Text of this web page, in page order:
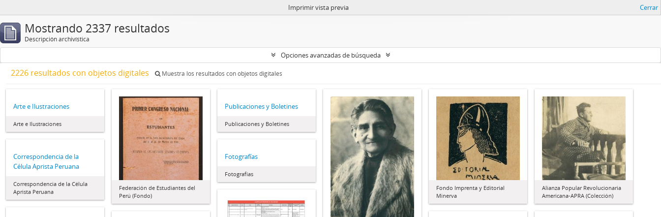
Imprimir vista previa Cerrar
Mostrando 2337 resultados
Descripción archivística
Opciones avanzadas de búsqueda
2226 resultados con objetos digitales Muestra los resultados con objetos digitales
Arte e Ilustraciones
Arte e Ilustraciones
Federación de Estudiantes del
Perú (Fondo)
Publicaciones y Boletines
Publicaciones y Boletines
Fondo Imprenta y Editorial
Minerva
Alianza Popular Revolucionaria
Americana-APRA (Colección)
Correspondencia de la
Célula Aprista Peruana
Correspondencia de la Célula
Aprista Peruana
Fotografías
Fotografías